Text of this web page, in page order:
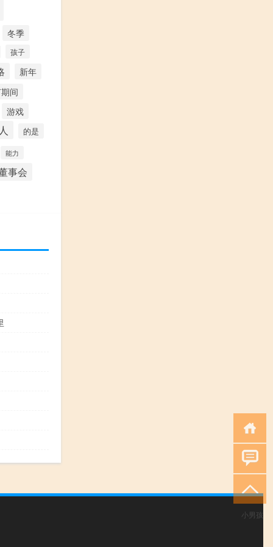
冬季
孩子
新年
间
游戏
的是
能力
事会
小男孩